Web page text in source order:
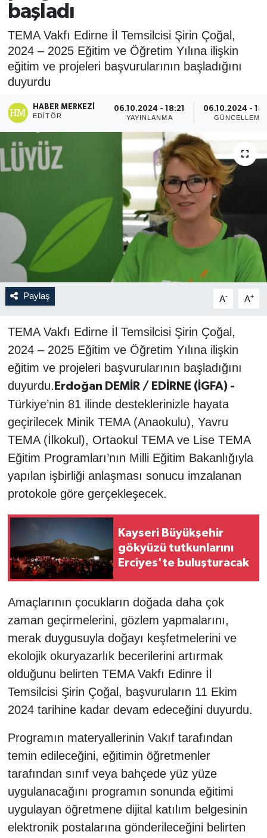
başladı
TEMA Vakfı Edirne İl Temsilcisi Şirin Çoğal,
2024 – 2025 Eğitim ve Öğretim Yılına ilişkin
eğitim ve projeleri başvurularının başladığını
duyurdu
HABER MERKEZI
EDITÖR
06.10.2024 - 18:21
YAYINLANMA
06.10.2024 -
GÜNCELLEME
Paylaş A- A+
TEMA Vakfı Edirne İl Temsilcisi Şirin Çoğal,
2024 – 2025 Eğitim ve Öğretim Yılına ilişkin
eğitim ve projeleri başvurularının başladığını
duyurdu. Erdoğan DEMİR / EDİRNE (İGFA) -
Türkiye’nin 81 ilinde desteklerinizle hayata
geçirilecek Minik TEMA (Anaokulu), Yavru
TEMA (İlkokul), Ortaokul TEMA ve Lise TEMA
Eğitim Programları’nın Milli Eğitim Bakanlığıyla
yapılan işbirliği anlaşması sonucu imzalanan
protokole göre gerçekleşecek.
Kayseri Büyükşehir
gökyüzü tutkunlarını
Erciyes'te buluşturacak
Amaçlarının çocukların doğada daha çok
zaman geçirmelerini, gözlem yapmalarını,
merak duygusuyla doğayı keşfetmelerini ve
ekolojik okuryazarlık becerilerini artırmak
olduğunu belirten TEMA Vakfı Edinre İl
Temsilcisi Şirin Çoğal, başvuruların 11 Ekim
2024 tarihine kadar devam edeceğini duyurdu.
Programın materyallerinin Vakıf tarafından
temin edileceğini, eğitimin öğretmenler
tarafından sınıf veya bahçede yüz yüze
uygulanacağını programın sonunda eğitimi
uygulayan öğretmene dijital katılım belgesinin
elektronik postalarına gönderileceğini belirten